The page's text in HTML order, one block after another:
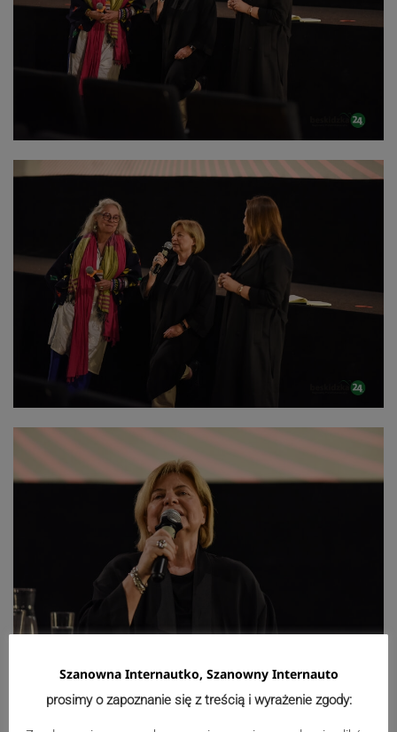
Szanowna Internautko, Szanowny Internauto
prosimy o zapoznanie się z treścią i wyrażenie zgody: